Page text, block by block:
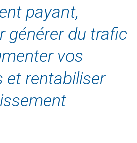
payant,
générer du trafic
vos
et rentabiliser